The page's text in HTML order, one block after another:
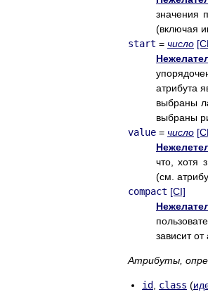
значения
(включая
start = число
атрибута
выбраны
выбраны
value = число
что, хотя
(см.
compact [CI]
зависит от
Атрибуты,
id, class (